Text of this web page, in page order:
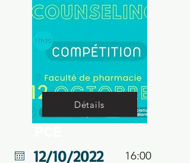
16:00
Détails